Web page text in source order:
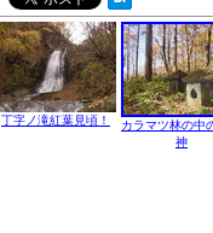
丁字ノ滝紅葉見頃！
カラマツ林の中
神